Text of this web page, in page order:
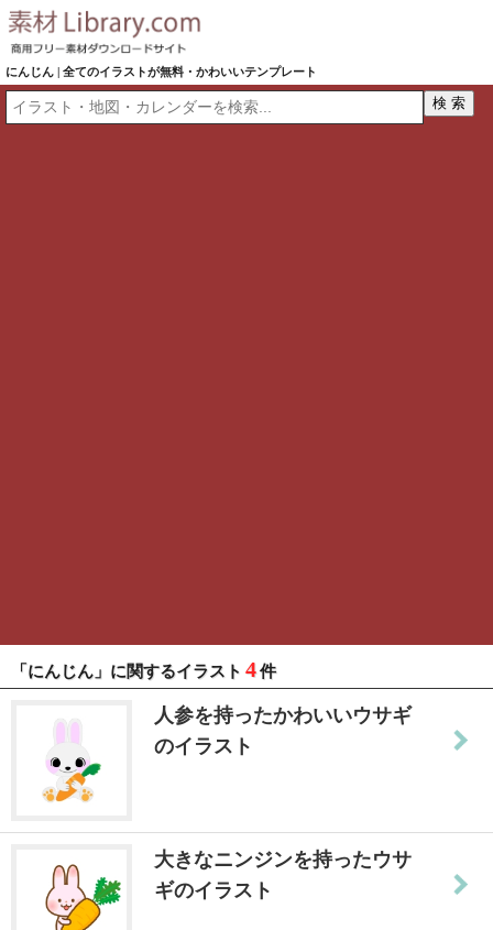
にんじん | 全てのイラストが無料・かわいいテンプレート
「にんじん」に関するイラスト 4件
人参を持ったかわいいウサギ
のイラスト
大きなニンジンを持ったウサ
ギのイラスト